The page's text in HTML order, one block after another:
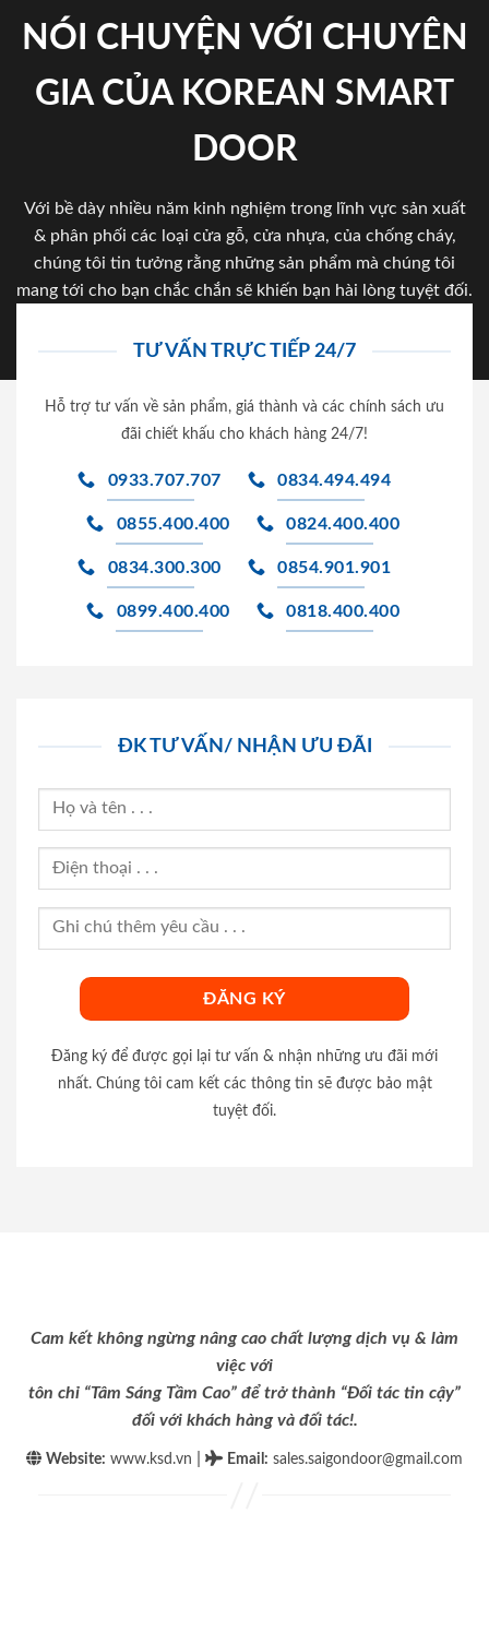
NÓI CHUYỆN VỚI CHUYÊN
GIA CỦA KOREAN SMART
DOOR
Với bề dày nhiều năm kinh nghiệm trong lĩnh vực sản xuất
& phân phối các loại cửa gỗ, cửa nhựa, của chống cháy,
chúng tôi tin tưởng rằng những sản phẩm mà chúng tôi
mang tới cho bạn chắc chắn sẽ khiến bạn hài lòng tuyệt đối.
TƯ VẤN TRỰC TIẾP 24/7
Hỗ trợ tư vấn về sản phẩm, giá thành và các chính sách ưu
đãi chiết khấu cho khách hàng 24/7!
0933.707.707 0834.494.494
0855.400.400 0824.400.400
0834.300.300 0854.901.901
0899.400.400 0818.400.400
ĐK TƯ VẤN/ NHẬN ƯU ĐÃI
Đăng ký để được gọi lại tư vấn & nhận những ưu đãi mới
nhất. Chúng tôi cam kết các thông tin sẽ được bảo mật
tuyệt đối.
Cam kết không ngừng nâng cao chất lượng dịch vụ & làm
việc với
tôn chỉ “Tâm Sáng Tầm Cao” để trở thành “Đối tác tin cậy”
đối với khách hàng và đối tác!.
Website: www.ksd.vn Email : sales.saigondoor@gmail.com